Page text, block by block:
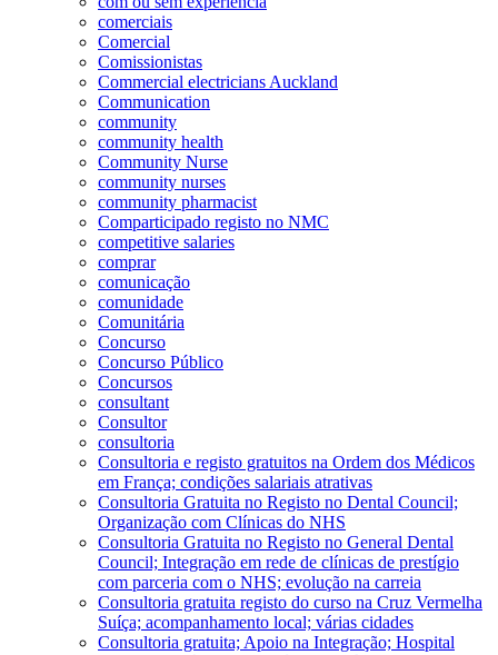
comerciais
Comercial
Comissionistas
Commercial electricians Auckland
Communication
community
community health
Community Nurse
community nurses
community pharmacist
Comparticipado registo no NMC
competitive salaries
comprar
comunicação
comunidade
Comunitária
Concurso
Concurso Público
Concursos
consultant
Consultor
consultoria
Consultoria e registo gratuitos na Ordem dos Médicos
em França; condições salariais atrativas
Consultoria Gratuita no Registo no Dental Council;
Organização com Clínicas do NHS
Consultoria Gratuita no Registo no General Dental
Council; Integração em rede de clínicas de prestígio
com parceria com o NHS; evolução na carreia
Consultoria gratuita registo do curso na Cruz Vermelha
Suíça; acompanhamento local; várias cidades
Consultoria gratuita; Apoio na Integração; Hospital